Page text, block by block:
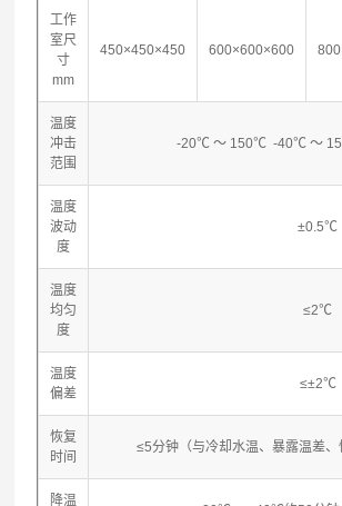
工作
室尺
寸
mm
450×450×450 600×600×600
温度
冲击
范围
-20℃ ～ 150℃ -40℃ ～
温度
波动
度
±0.5℃
温度
均匀
度
≤2℃
温度
偏差
≤±2℃
恢复
时间
≤5分钟（与冷却水温、暴露温差
降温